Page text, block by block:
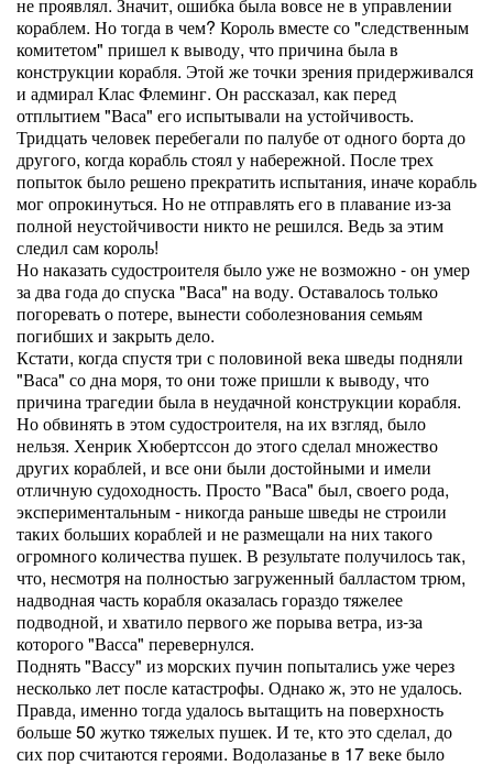
кораблем. Но тогда в чем? Король вместе со "следственным
комитетом" пришел к выводу, что причина была в
конструкции корабля. Этой же точки зрения придерживался
и адмирал Клас Флеминг. Он рассказал, как перед
отплытием "Васа" его испытывали на устойчивость.
Тридцать человек перебегали по палубе от одного борта до
другого, когда корабль стоял у набережной. После трех
попыток было решено прекратить испытания, иначе корабль
мог опрокинуться. Но не отправлять его в плавание из-за
полной неустойчивости никто не решился. Ведь за этим
следил сам король!
Но наказать судостроителя было уже не возможно - он умер
за два года до спуска "Васа" на воду. Оставалось только
погоревать о потере, вынести соболезнования семьям
погибших и закрыть дело.
Кстати, когда спустя три с половиной века шведы подняли
"Васа" со дна моря, то они тоже пришли к выводу, что
причина трагедии была в неудачной конструкции корабля.
Но обвинять в этом судостроителя, на их взгляд, было
нельзя. Хенрик Хюбертссон до этого сделал множество
других кораблей, и все они были достойными и имели
отличную судоходность. Просто "Васа" был, своего рода,
экспериментальным - никогда раньше шведы не строили
таких больших кораблей и не размещали на них такого
огромного количества пушек. В результате получилось так,
что, несмотря на полностью загруженный балластом трюм,
надводная часть корабля оказалась гораздо тяжелее
подводной, и хватило первого же порыва ветра, из-за
которого "Васса" перевернулся.
Поднять "Вассу" из морских пучин попытались уже через
несколько лет после катастрофы. Однако ж, это не удалось.
Правда, именно тогда удалось вытащить на поверхность
больше 50 жутко тяжелых пушек. И те, кто это сделал, до
сих пор считаются героями. Водолазанье в 17 веке было